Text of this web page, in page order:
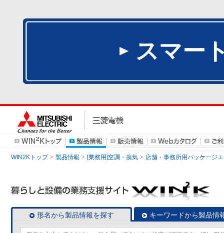
スマー
WIN2Kトップ 製品情報 [業務用]空調・換気 店舗・事務所用パッケージ
形名から製品情報を探す キーワードから製品情